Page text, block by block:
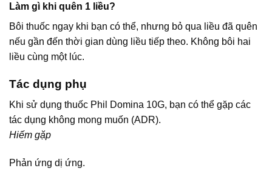
Làm gì khi quên 1 liều?
Bôi thuốc ngay khi bạn có thể, nhưng bỏ qua liều đã quên
nếu gần đến thời gian dùng liều tiếp theo. Không bôi hai
liều cùng một lúc.
Tác dụng phụ
Khi sử dụng thuốc Phil Domina 10G, bạn có thể gặp các
tác dụng không mong muốn (ADR).
Hiếm gặp
Phản ứng dị ứng.